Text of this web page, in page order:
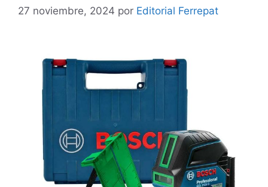
27 noviembre, 2024 por Editorial Ferrepat